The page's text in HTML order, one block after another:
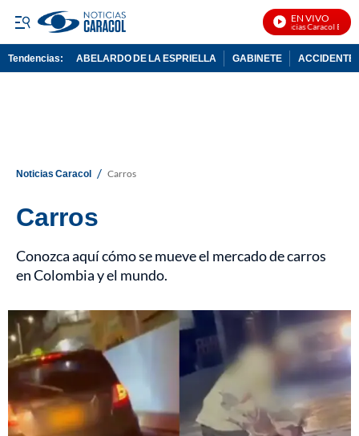
EN VIVO
Noticias Caracol En Vivo
Tendencias: ABELARDO DE LA ESPRIELLA GABINETE ACCIDENTE
Noticias Caracol / Carros
Carros
Conozca aquí cómo se mueve el mercado de carros
en Colombia y el mundo.